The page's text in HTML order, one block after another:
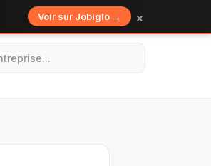
Voir sur Jobiglo → ×